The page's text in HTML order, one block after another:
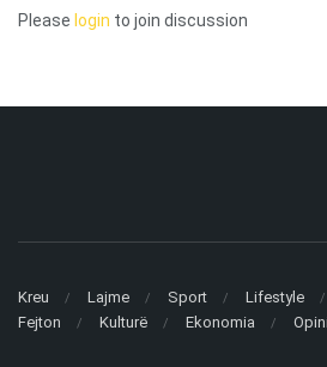
Please login to join discussion
Kreu Lajme Sport Lifestyle
Fejton
Kulturë Ekonomia